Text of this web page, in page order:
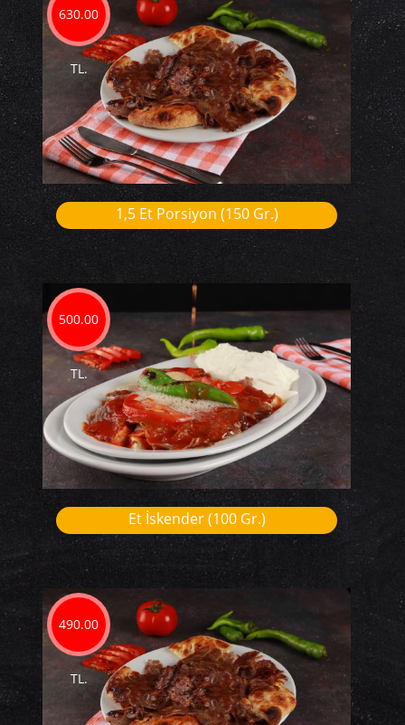
630.00
TL.
1,5 Et Porsiyon (150 Gr.)
500.00
TL.
Et İskender (100 Gr.)
490.00
TL.